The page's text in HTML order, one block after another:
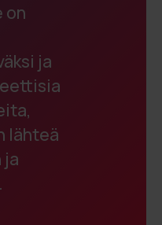
on
ja
lähteä
ja